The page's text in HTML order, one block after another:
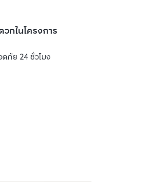
กในโครงการ
ภัย 24 ชั่วโมง